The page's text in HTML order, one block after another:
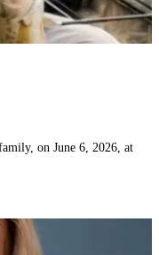
on June 6, 2026, at